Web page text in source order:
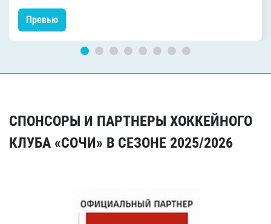
Превью
СПОНСОРЫ И ПАРТНЕРЫ ХОККЕЙНОГО
КЛУБА «СОЧИ» В СЕЗОНЕ 2025/2026